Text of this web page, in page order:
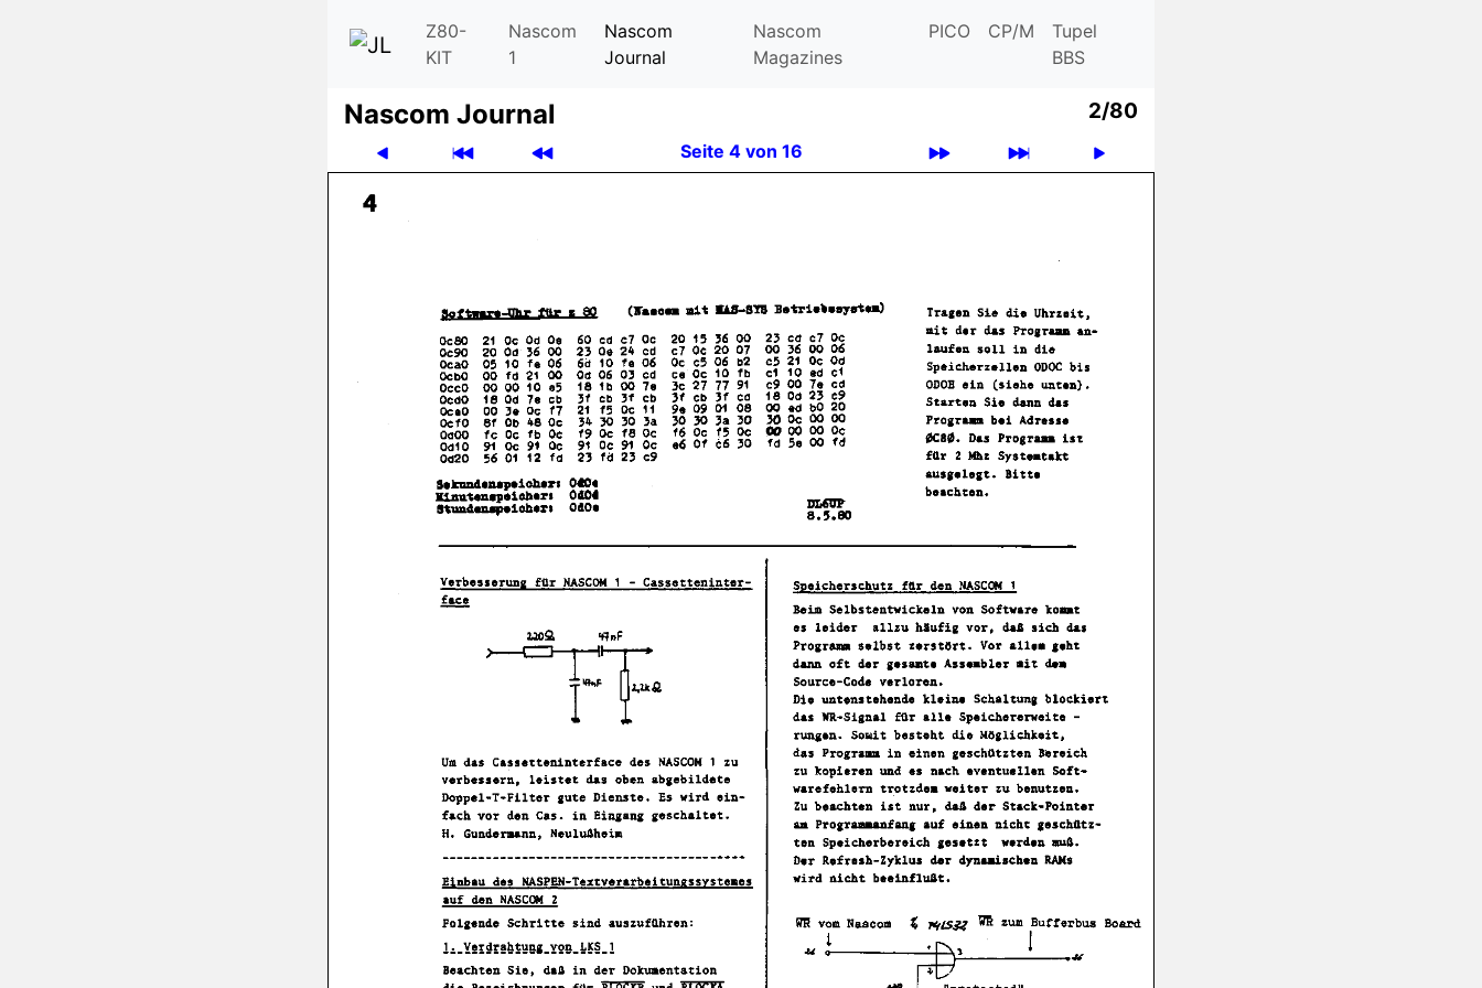
Z80-
KIT
Nascom
1
Nascom
Journal
Nascom
Magazines
PICO CP/M
Tupel
BBS
Nascom Journal 2/80
Seite 4 von 16